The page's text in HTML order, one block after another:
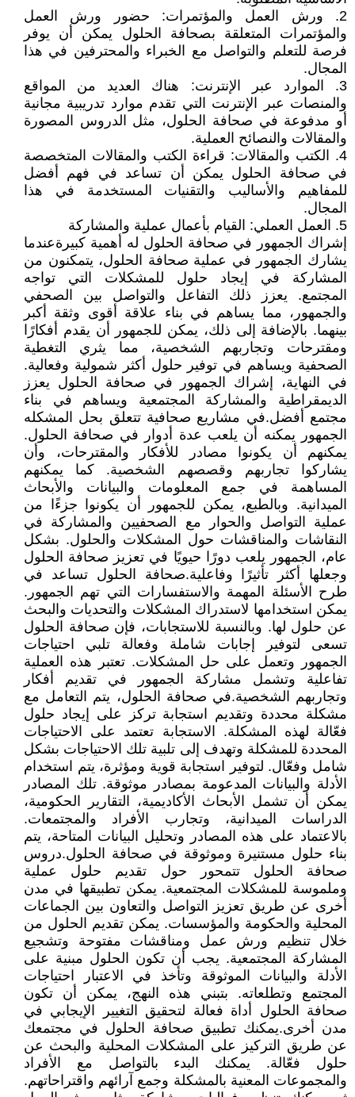
2. ورش العمل والمؤتمرات: حضور ورش العمل
والمؤتمرات المتعلقة بصحافة الحلول يمكن أن يوفر
فرصة للتعلم والتواصل مع الخبراء والمحترفين في هذا
المجال.
3. الموارد عبر الإنترنت: هناك العديد من المواقع
والمنصات عبر الإنترنت التي تقدم موارد تدريبية مجانية
أو مدفوعة في صحافة الحلول، مثل الدروس المصورة
والمقالات والنصائح العملية.
4. الكتب والمقالات: قراءة الكتب والمقالات المتخصصة
في صحافة الحلول يمكن أن تساعد في فهم أفضل
للمفاهيم والأساليب والتقنيات المستخدمة في هذا
المجال.
5. العمل العملي: القيام بأعمال عملية والمشاركة
إشراك الجمهور في صحافة الحلول له أهمية كبيرةعندما
يشارك الجمهور في عملية صحافة الحلول، يتمكنون من
المشاركة في إيجاد حلول للمشكلات التي تواجه
المجتمع. يعزز ذلك التفاعل والتواصل بين الصحفي
والجمهور، مما يساهم في بناء علاقة أقوى وثقة أكبر
بينهما. بالإضافة إلى ذلك، يمكن للجمهور أن يقدم أفكارًا
ومقترحات وتجاربهم الشخصية، مما يثري التغطية
الصحفية ويساهم في توفير حلول أكثر شمولية وفعالية.
في النهاية، إشراك الجمهور في صحافة الحلول يعزز
الديمقراطية والمشاركة المجتمعية ويساهم في بناء
مجتمع أفضل.في مشاريع صحافية تتعلق بحل المشكله
الجمهور يمكنه أن يلعب عدة أدوار في صحافة الحلول.
يمكنهم أن يكونوا مصادر للأفكار والمقترحات، وأن
يشاركوا تجاربهم وقصصهم الشخصية. كما يمكنهم
المساهمة في جمع المعلومات والبيانات والأبحاث
الميدانية. وبالطبع، يمكن للجمهور أن يكونوا جزءًا من
عملية التواصل والحوار مع الصحفيين والمشاركة في
النقاشات والمناقشات حول المشكلات والحلول. بشكل
عام، الجمهور يلعب دورًا حيويًا في تعزيز صحافة الحلول
وجعلها أكثر تأثيرًا وفاعلية.صحافة الحلول تساعد في
طرح الأسئلة المهمة والاستفسارات التي تهم الجمهور.
يمكن استخدامها لاستدراك المشكلات والتحديات والبحث
عن حلول لها. وبالنسبة للاستجابات، فإن صحافة الحلول
تسعى لتوفير إجابات شاملة وفعالة تلبي احتياجات
الجمهور وتعمل على حل المشكلات. تعتبر هذه العملية
تفاعلية وتشمل مشاركة الجمهور في تقديم أفكار
وتجاربهم الشخصية.في صحافة الحلول، يتم التعامل مع
مشكلة محددة وتقديم استجابة تركز على إيجاد حلول
فعّالة لهذه المشكلة. الاستجابة تعتمد على الاحتياجات
المحددة للمشكلة وتهدف إلى تلبية تلك الاحتياجات بشكل
شامل وفعّال. لتوفير استجابة قوية ومؤثرة، يتم استخدام
الأدلة والبيانات المدعومة بمصادر موثوقة. تلك المصادر
يمكن أن تشمل الأبحاث الأكاديمية، التقارير الحكومية،
الدراسات الميدانية، وتجارب الأفراد والمجتمعات.
بالاعتماد على هذه المصادر وتحليل البيانات المتاحة، يتم
بناء حلول مستنيرة وموثوقة في صحافة الحلول.دروس
صحافة الحلول تتمحور حول تقديم حلول عملية
وملموسة للمشكلات المجتمعية. يمكن تطبيقها في مدن
أخرى عن طريق تعزيز التواصل والتعاون بين الجماعات
المحلية والحكومة والمؤسسات. يمكن تقديم الحلول من
خلال تنظيم ورش عمل ومناقشات مفتوحة وتشجيع
المشاركة المجتمعية. يجب أن تكون الحلول مبنية على
الأدلة والبيانات الموثوقة وتأخذ في الاعتبار احتياجات
المجتمع وتطلعاته. بتبني هذه النهج، يمكن أن تكون
صحافة الحلول أداة فعالة لتحقيق التغيير الإيجابي في
مدن أخرى.يمكنك تطبيق صحافة الحلول في مجتمعك
عن طريق التركيز على المشكلات المحلية والبحث عن
حلول فعّالة. يمكنك البدء بالتواصل مع الأفراد
والمجموعات المعنية بالمشكلة وجمع آرائهم واقتراحاتهم.